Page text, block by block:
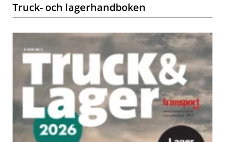
Truck- och lagerhandboken